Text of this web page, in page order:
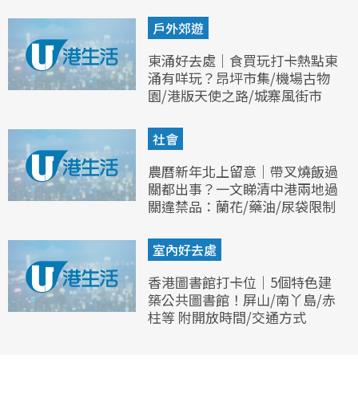
戶外郊遊
東涌好去處｜食買玩打卡熱點東
涌有咩玩？昂坪市集/機場古物
園/港版天使之路/城寨風街市
社會
農曆新年北上留意｜帶叉燒飯過
關都出事？一文睇清中港兩地過
關違禁品：蘭花/藥油/尿袋限制
室內好去處
香港圖書館打卡位｜5個特色建
築公共圖書館！屏山/南丫島/赤
柱等 附開放時間/交通方式